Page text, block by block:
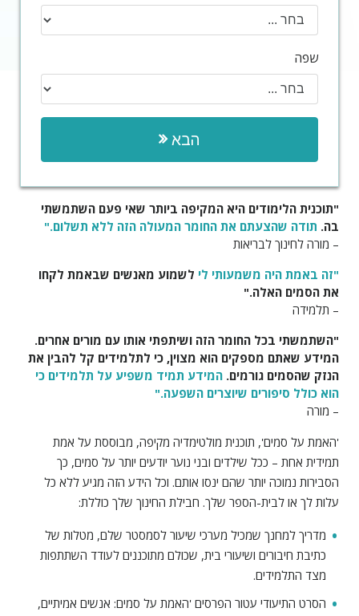
שפה
הבא
"תוכנית הלימודים היא המקיפה ביותר שאי פעם השתמשתי
בה. תודה שהצעתם את החומר המעולה הזה ללא תשלום."
– מורה לחינוך לבריאות
"זה באמת היה משמעותי לי לשמוע מאנשים שבאמת לקחו
את הסמים האלה."
– תלמידה
"השתמשתי בכל החומר הזה ושיתפתי אותו עם מורים אחרים.
המידע שאתם מספקים הוא מצוין, כי לתלמידים קל להבין את
הנזק שהסמים גורמים. המידע תמיד משפיע על תלמידים כי
הוא כולל סיפורים שיוצרים השפעה."
– מורה
'האמת על סמים', תוכנית מולטימדיה מקיפה, מבוססת על אמת
תמידית אחת – ככל שילדים ובני נוער יודעים יותר על סמים, כך
הסבירות נמוכה יותר שהם ינסו אותם. וכל הידע הזה מגיע ללא כל
עלות לך או לבית-הספר שלך. חבילת החינוך שלך כוללת:
מדריך למחנך שמכיל מערכי שיעור לסמסטר שלם, מטלות של
כתיבת חיבורים ושיעורי בית, שכולם מתוכננים לעודד השתתפות
מצד התלמידים.
הסרט התיעודי עטור הפרסים 'האמת על סמים: אנשים אמיתיים,